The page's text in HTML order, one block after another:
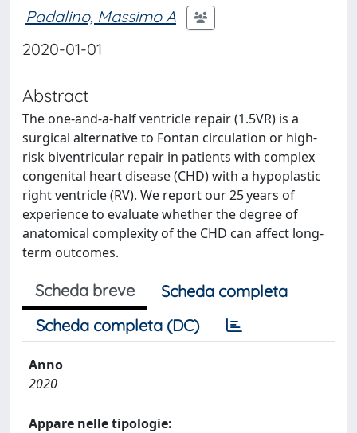
Padalino, Massimo A
2020-01-01
Abstract
The one-and-a-half ventricle repair (1.5VR) is a
surgical alternative to Fontan circulation or high-
risk biventricular repair in patients with complex
congenital heart disease (CHD) with a hypoplastic
right ventricle (RV). We report our 25 years of
experience to evaluate whether the degree of
anatomical complexity of the CHD can affect long-
term outcomes.
Scheda breve
Scheda completa
Scheda completa (DC)
Anno
2020
Appare nelle tipologie: